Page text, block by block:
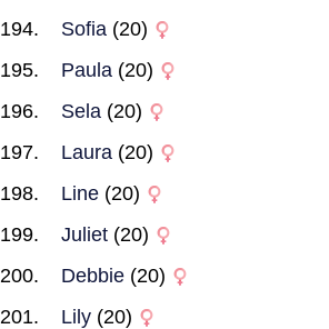
Sofia (20)
Paula (20)
Sela (20)
Laura (20)
Line (20)
Juliet (20)
Debbie (20)
Lily (20)